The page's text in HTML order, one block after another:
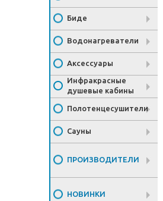
Биде
Водонагреватели
Аксессуары
Инфракрасные
душевые кабины
Полотенцесушители
Сауны
ПРОИЗВОДИТЕЛИ
НОВИНКИ